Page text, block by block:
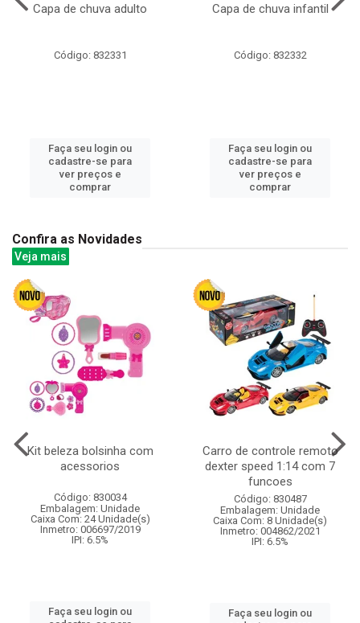
Capa de chuva adulto
Código: 832331
Faça seu login ou
cadastre-se para
ver preços e
comprar
Capa de chuva infantil
Código: 832332
Faça seu login ou
cadastre-se para
ver preços e
comprar
Confira as Novidades
Veja mais
Kit beleza bolsinha com
acessorios
Código: 830034
Embalagem: Unidade
Caixa Com: 24 Unidade(s)
Inmetro: 006697/2019
IPI: 6.5%
Faça seu login ou
Carro de controle remoto
dexter speed 1:14 com 7
funcoes
Código: 830487
Embalagem: Unidade
Caixa Com: 8 Unidade(s)
Inmetro: 004862/2021
IPI: 6.5%
Faça seu login ou